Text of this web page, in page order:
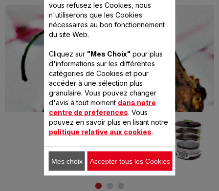
Préparé avec
VITACUISINE
vous refusez les Cookies, nous
n'utiliserons que les Cookies
nécessaires au bon fonctionnement
du site Web.
Cliquez sur "Mes Choix" pour plus
d'informations sur les différentes
catégories de Cookies et pour
accéder à une sélection plus
granulaire. Vous pouvez changer
d'avis à tout moment dans notre
centre de préférences. Vous
pouvez en savoir plus en lisant notre
politique relative aux cookies.
Mes choix Accepter tous les Cookies